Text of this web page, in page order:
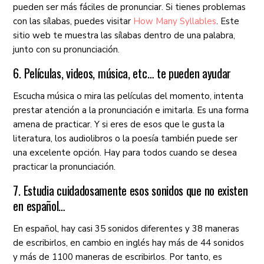
pueden ser más fáciles de pronunciar. Si tienes problemas
con las sílabas, puedes visitar How Many Syllables. Este
sitio web te muestra las sílabas dentro de una palabra,
junto con su pronunciación.
6. Películas, videos, música, etc… te pueden ayudar
Escucha música o mira las películas del momento, intenta
prestar atención a la pronunciación e imitarla. Es una forma
amena de practicar. Y si eres de esos que le gusta la
literatura, los audiolibros o la poesía también puede ser
una excelente opción. Hay para todos cuando se desea
practicar la pronunciación.
7. Estudia cuidadosamente esos sonidos que no existen
en español…
En español, hay casi 35 sonidos diferentes y 38 maneras
de escribirlos, en cambio en inglés hay más de 44 sonidos
y más de 1100 maneras de escribirlos. Por tanto, es